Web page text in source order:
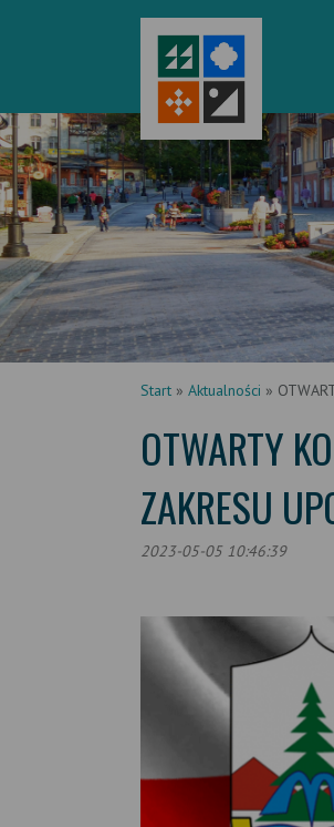
Start » Aktualności »
OTWARTY
ZAKRESU
2023-05-05 10:46:39